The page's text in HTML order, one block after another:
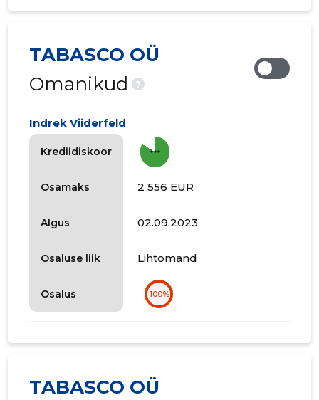
TABASCO OÜ
Omanikud
?
Krediidiskoor
Osamaks
Algus
Osaluse liik
Osalus
Indrek Viiderfeld
more_horiz
2 556 EUR
02.09.2023
Lihtomand
100%
TABASCO OÜ